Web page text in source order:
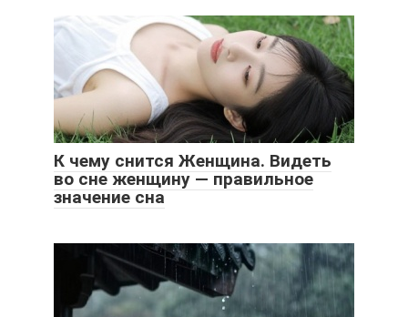
К чему снится Женщина. Видеть
во сне женщину — правильное
значение сна